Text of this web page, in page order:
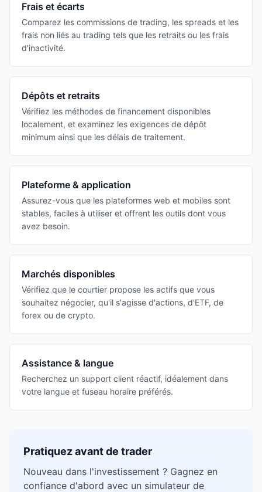
Frais et écarts
Comparez les commissions de trading, les spreads et les
frais non liés au trading tels que les retraits ou les frais
d'inactivité.
Dépôts et retraits
Vérifiez les méthodes de financement disponibles
localement, et examinez les exigences de dépôt
minimum ainsi que les délais de traitement.
Plateforme & application
Assurez-vous que les plateformes web et mobiles sont
stables, faciles à utiliser et offrent les outils dont vous
avez besoin.
Marchés disponibles
Vérifiez que le courtier propose les actifs que vous
souhaitez négocier, qu'il s'agisse d'actions, d'ETF, de
forex ou de crypto.
Assistance & langue
Recherchez un support client réactif, idéalement dans
votre langue et fuseau horaire préférés.
Pratiquez avant de trader
Nouveau dans l'investissement ? Gagnez en
confiance d'abord avec un simulateur de